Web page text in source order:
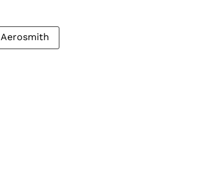
Aerosmith